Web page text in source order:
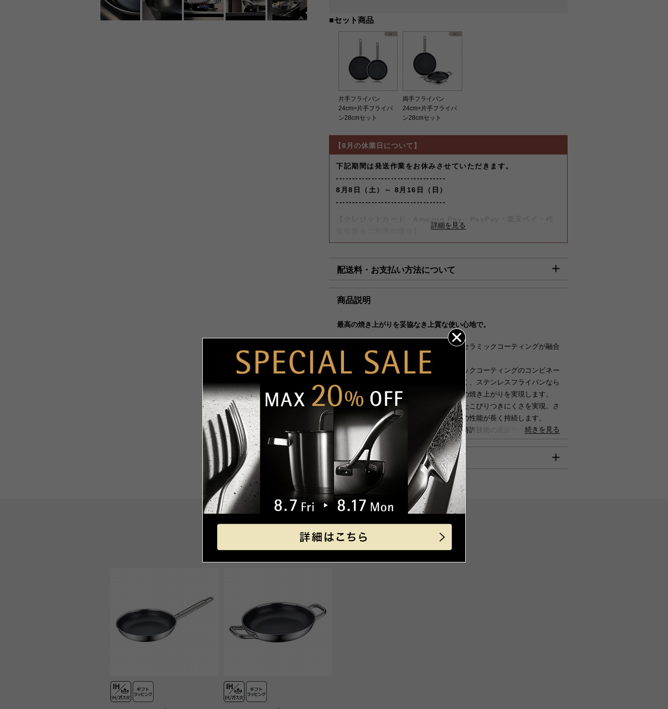
■セット商品
片手フライパン
24cm+片手フライパ
ン28cmセット
両手フライパン
24cm+片手フライパ
ン28cmセット
【8月の休業日について】
下記期間は発送作業をお休みさせていただきます。
----------------------------------
8月8日（土）～ 8月16日（日）
----------------------------------
8月6日（木）迄の『ご注文』は8月7日（金）迄に順次発送いた
【コンビニ決済をご利用の場合】
迄に順次発送いたします。
（月）以降の発送となります。
ご迷惑をお掛けいたしますが、何卒ご了承賜りますようお願い申
し上げます。
配送料・お支払い方法について
■配送料（税込）
東北・関東・信越・
840円
中国・四国
沖縄
海外への発送は行っておりません。
「コンパクト便」の送料はこちら。
■お支払方法
「コンパクト便」を選択の場合は、クレジット決済のみのご利用とな
ります。
クレジット決済
一括払のみご利用可能です。
商品説明
最高の焼き上がりを妥協なき上質な使い心地で。
独自のハニカムプロテクト構造と高品質セラミックコーティングが融合
した高機能フライパンです。
ハニカムプロテクト構造と高品質セラミックコーティングのコンビネー
ションにより、食材がこびりつく心配なく、ステンレスフライパンなら
ではの美しい焼き目とカリッとした最高の焼き上がりを実現します。
高品質なセラミックコーティングが優れたこびりつきにくさを実現。さ
らにハニカムプロテクト構造により、その性能が長く持続します。
耐久性と熱伝導の高い多層構造の本体と特許技術の底面ウルトラフラッ
ト設計により油がフライパン全体に均一にすばやく広がり、ムラのない
美しい焼き色に仕上がります。
【付属品】
WSP-009「鍋＆フライパン使い方調理ポイント」
WSP-011「フライパンレシピリーフレット」
あり
続きを見る
商品の仕様
製品サイズ（寸法）
内寸（mm）:280
外寸（mm）:300
外寸取っ手込（mm）:495
高さ本体のみ（mm）:50
全高-取っ手込（mm）:80
製品重量（g）:1,530
満水容量（ml）:2,500
Recommend
こちらもおすすめ